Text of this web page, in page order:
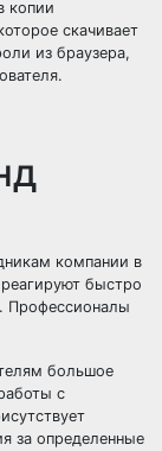
копии
скачивает
из браузера,
компании в
быстро
Профессионалы
большое
с
за определенные